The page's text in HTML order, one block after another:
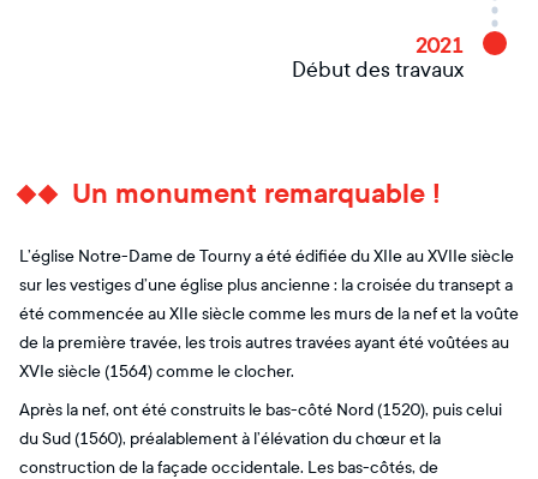
2021
Début des travaux
Un monument remarquable !
L’église Notre-Dame de Tourny a été édifiée du XIIe au XVIIe siècle
sur les vestiges d’une église plus ancienne : la croisée du transept a
été commencée au XIIe siècle comme les murs de la nef et la voûte
de la première travée, les trois autres travées ayant été voûtées au
XVIe siècle (1564) comme le clocher.
Après la nef, ont été construits le bas-côté Nord (1520), puis celui
du Sud (1560), préalablement à l’élévation du chœur et la
construction de la façade occidentale. Les bas-côtés, de